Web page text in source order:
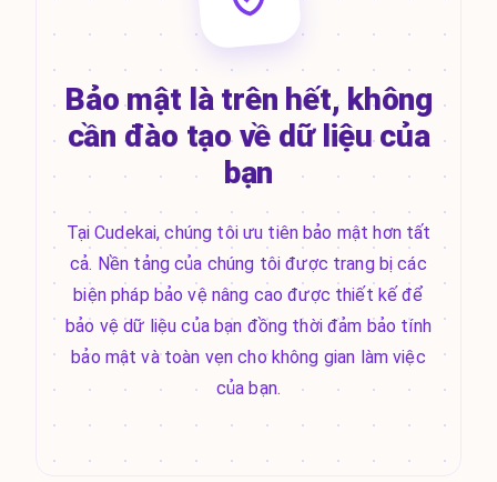
Bảo mật là trên hết, không
cần đào tạo về dữ liệu của
bạn
Tại Cudekai, chúng tôi ưu tiên bảo mật hơn tất
cả. Nền tảng của chúng tôi được trang bị các
biện pháp bảo vệ nâng cao được thiết kế để
bảo vệ dữ liệu của bạn đồng thời đảm bảo tính
bảo mật và toàn vẹn cho không gian làm việc
của bạn.